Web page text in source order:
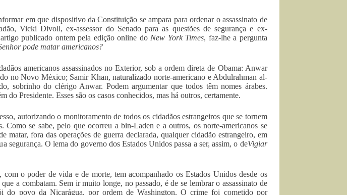
em que dispositivo da Constituição se ampara para ordenar o assassinato de
Vicki Divoll, ex-assessor do Senado para as questões de segurança e ex-
publicado ontem pela edição online do New York Times, faz-lhe a pergunta
pode matar americanos?
americanos assassinados no Exterior, sob a ordem direta de Obama: Anwar
no Novo México; Samir Khan, naturalizado norte-americano e Abdulrahman al-
sobrinho do clérigo Anwar. Podem argumentar que todos têm nomes árabes.
do Presidente. Esses são os casos conhecidos, mas há outros, certamente.
autorizando o monitoramento de todos os cidadãos estrangeiros que se tornem
Como se sabe, pelo que ocorreu a bin-Laden e a outros, os norte-americanos se
matar, fora das operações de guerra declarada, qualquer cidadão estrangeiro, em
segurança. O lema do governo dos Estados Unidos passa a ser, assim, o deVigiar
com o poder de vida e de morte, tem acompanhado os Estados Unidos desde os
a combatam. Sem ir muito longe, no passado, é de se lembrar o assassinato de
do povo da Nicarágua, por ordem de Washington. O crime foi cometido por